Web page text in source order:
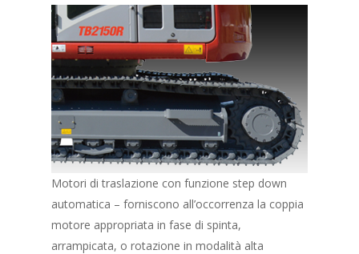
Motori di traslazione con funzione step down
automatica – forniscono all’occorrenza la coppia
motore appropriata in fase di spinta,
arrampicata, o rotazione in modalità alta